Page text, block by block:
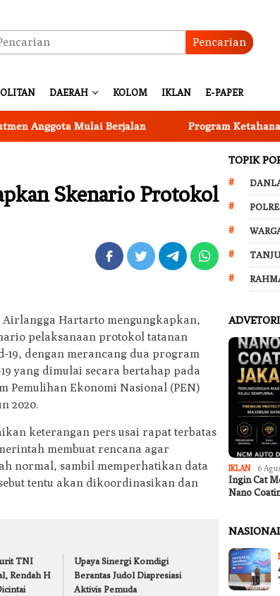
Pencarian
DAERAH KOLOM IKLAN E-PAPER
Mulai Berjalan Program Ketahanan
Skenario Protokol
Hartarto mengungkapkan,
pelaksanaan protokol tatanan
dengan merancang dua program
yang dimulai secara bertahap pada
Pemulihan Ekonomi Nasional (PEN)
2020.
keterangan pers usai rapat terbatas
membuat rencana agar
normal, sambil memperhatikan data
tentu akan dikoordinasikan dan
TNI
Rendah H
Upaya Sinergi Komdigi
Berantas Judol Diapresiasi
Aktivis Pemuda
TOPIK
IKLAN 6
Ingin Cat
Nano